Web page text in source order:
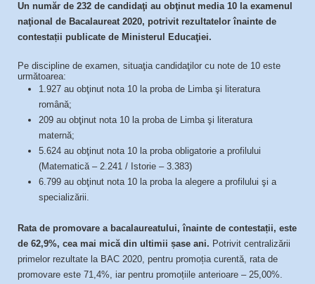
​​Un număr de 232 de candidaţi au obţinut media 10 la examenul
naţional de Bacalaureat 2020, potrivit rezultatelor înainte de
contestații publicate de Ministerul Educaţiei.
Pe discipline de examen, situaţia candidaţilor cu note de 10 este
următoarea:
1.927 au obţinut nota 10 la proba de Limba şi literatura
română;
209 au obţinut nota 10 la proba de Limba şi literatura
maternă;
5.624 au obţinut nota 10 la proba obligatorie a profilului
(Matematică – 2.241 / Istorie – 3.383)
6.799 au obţinut nota 10 la proba la alegere a profilului şi a
specializării.
Rata de promovare a bacalaureatului, înainte de contestații, este
de 62,9%, cea mai mică din ultimii șase ani. Potrivit centralizării
primelor rezultate la BAC 2020, pentru promoția curentă, rata de
promovare este 71,4%, iar pentru promoțiile anterioare – 25,00%.